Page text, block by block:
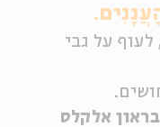
.
על גבי
אלקלס